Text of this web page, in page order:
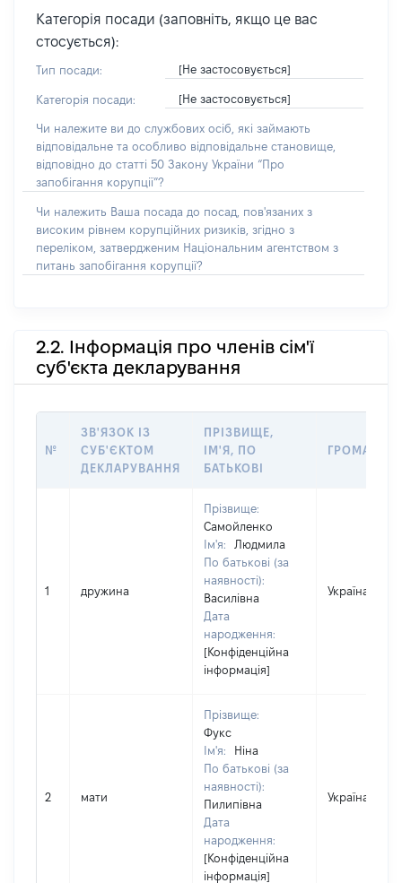
Категорія посади (заповніть, якщо це вас
стосується):
Тип посади: [Не застосовується]
Категорія посади: [Не застосовується]
Чи належите ви до службових осіб, які займають
відповідальне та особливо відповідальне становище,
відповідно до статті 50 Закону України “Про
запобігання корупції”?
Чи належить Ваша посада до посад, пов'язаних з
високим рівнем корупційних ризиків, згідно з
переліком, затвердженим Національним агентством з
питань запобігання корупції?
2.2. Інформація про членів сім'ї
суб'єкта декларування
№
ЗВ'ЯЗОК ІЗ
СУБ'ЄКТОМ
ДЕКЛАРУВАННЯ
ПРІЗВИЩЕ,
ІМ'Я, ПО
БАТЬКОВІ
1 дружина
Прізвище:
Самойленко
Ім'я:
Людмила
По батькові (за
наявності):
Василівна
Дата
народження:
[Конфіденційна
інформація]
Україна
2 мати
Прізвище:
Фукс
Ім'я:
Ніна
По батькові (за
наявності):
Пилипівна
Дата
народження:
[Конфіденційна
інформація]
Україна